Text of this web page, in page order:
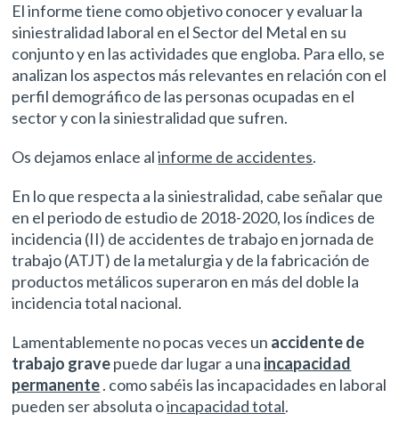
El informe tiene como objetivo conocer y evaluar la
siniestralidad laboral en el Sector del Metal en su
conjunto y en las actividades que engloba. Para ello, se
analizan los aspectos más relevantes en relación con el
perfil demográfico de las personas ocupadas en el
sector y con la siniestralidad que sufren.
Os dejamos enlace alinforme de accidentes.
En lo que respecta a la siniestralidad, cabe señalar que
en el periodo de estudio de 2018-2020, los índices de
incidencia (II) de accidentes de trabajo en jornada de
trabajo (ATJT) de la metalurgia y de la fabricación de
productos metálicos superaron en más del doble la
incidencia total nacional.
Lamentablemente no pocas veces un accidente de
trabajo gravepuede dar lugar a una incapacidad
permanente. como sabéis las incapacidades en laboral
pueden ser absoluta oincapacidad total.